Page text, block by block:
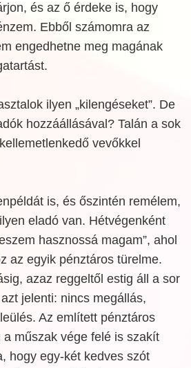
és az ő érdeke is, hogy
Ebből számomra az
engedhetne meg magának
ilyen „kilengéseket”. De
hozzáállásával? Talán a sok
vevőkkel
is, és őszintén remélem,
eladó van. Hétvégenként
hasznossá magam”, ahol
az egyik pénztáros türelme.
azaz reggeltől estig áll a sor
jelenti: nincs megállás,
Az említett pénztáros
a műszak vége felé is szakít
hogy egy-két kedves szót